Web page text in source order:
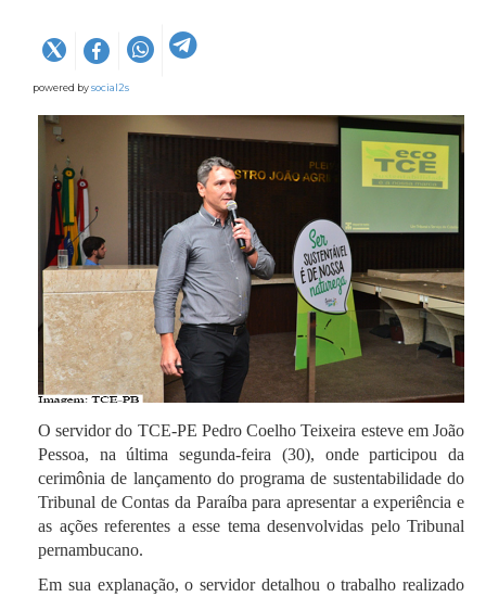
powered bysocial2s
O servidor do TCE-PE Pedro Coelho Teixeira esteve em João
Pessoa, na última segunda-feira (30), onde participou da
cerimônia de lançamento do programa de sustentabilidade do
Tribunal de Contas da Paraíba para apresentar a experiência e
as ações referentes a esse tema desenvolvidas pelo Tribunal
pernambucano.
Em sua explanação, o servidor detalhou o trabalho realizado